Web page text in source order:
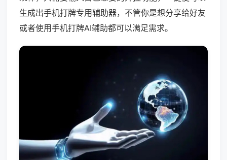
生成出手机打牌专用辅助器，不管你是想分享给好友
或者使用手机打牌AI辅助都可以满足需求。